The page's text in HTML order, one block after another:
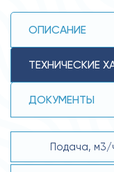
ОПИСАНИЕ
ТЕХНИЧЕСКИЕ
ДОКУМЕНТЫ
Подача, м3/